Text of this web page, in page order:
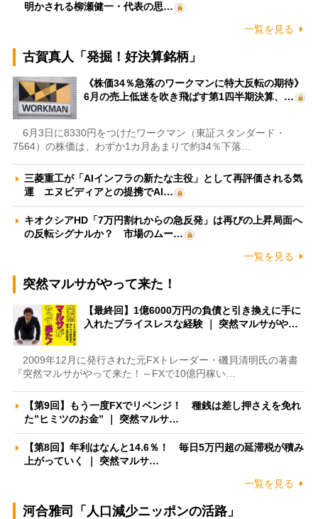
明かされる柳瀬健一・代表の思…
一覧を見る
古賀真人「発掘！好決算銘柄」
《株価34％急落のワークマンに特大反転の期待》
6月の売上低迷を吹き飛ばす第1四半期決算、…
6月3日に8330円をつけたワークマン（東証スタンダード・
7564）の株価は、わずか1カ月あまりで約34％下落…
三菱重工が「AIインフラの新たな主役」として再評価される気
運 エヌビディアとの提携でAI…
キオクシアHD「7万円割れからの急反発」は再びの上昇局面へ
の反転シグナルか？ 市場のムー…
一覧を見る
突然マルサがやって来た！
【最終回】1億6000万円の負債と引き換えに手に
入れたプライスレスな経験 ｜ 突然マルサがや…
2009年12月に発行された元FXトレーダー・磯貝清明氏の著書
『突然マルサがやって来た！～FXで10億円稼い…
【第9回】もう一度FXでリベンジ！ 種銭は差し押さえを免れ
た”ヒミツのお金” ｜ 突然マルサ…
【第8回】年利はなんと14.6％！ 毎日5万円超の延滞税が積み
上がっていく ｜ 突然マルサ…
一覧を見る
河合雅司「人口減少ニッポンの活路」